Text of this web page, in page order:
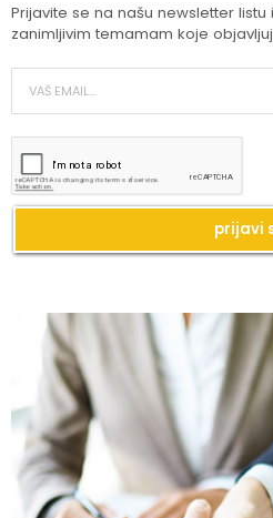
Prijavite se na našu newsletter
zanimljivim temamam koje
Kako da
tretmana?